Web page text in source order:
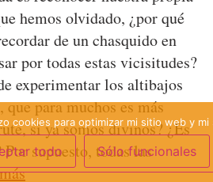
hemos olvidado, ¿por qué
de un chasquido en
por todas estas vicisitudes?
experimentar los altibajos
para muchos es más
si ya somos divinos? ¿Es
supuesto, todas las
cookies para optimizar mi sitio web y mi
todo Sólo funcionales